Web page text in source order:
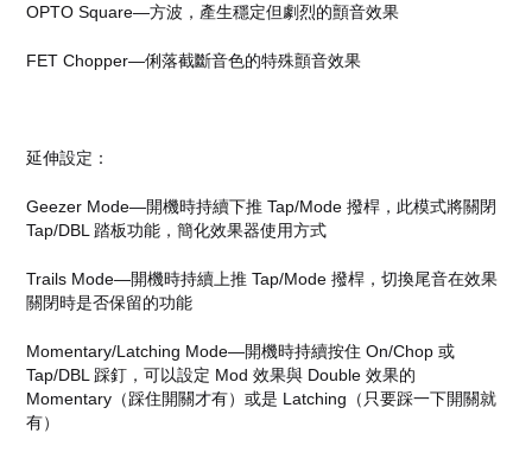
OPTO Square—方波，產生穩定但劇烈的顫音效果
FET Chopper—俐落截斷音色的特殊顫音效果
延伸設定：
Geezer Mode—開機時持續下推 Tap/Mode 撥桿，此模式將關閉
Tap/DBL 踏板功能，簡化效果器使用方式
Trails Mode—開機時持續上推 Tap/Mode 撥桿，切換尾音在效果
關閉時是否保留的功能
Momentary/Latching Mode—開機時持續按住 On/Chop 或
Tap/DBL 踩釘，可以設定 Mod 效果與 Double 效果的
Momentary（踩住開關才有）或是 Latching（只要踩一下開關就
有）